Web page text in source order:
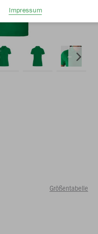
Größentabelle
Impressum